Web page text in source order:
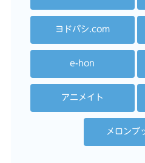
ヨドバシ.com
e-hon
アニメイト
メロンブ